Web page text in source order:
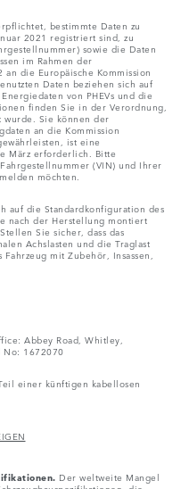
bestimmte Daten zu
2021 registriert sind, zu
sowie die Daten
im Rahmen der
die Europäische Kommission
Daten beziehen sich auf
von PHEVs und die
finden Sie in der Verordnung,
Sie können der
an die Kommission
ist eine
März erforderlich. Bitte
(VIN) und Ihrer
möchten.
auf die Standardkonfiguration des
nach der Herstellung montiert
Sie sicher, dass das
Achslasten und die Traglast
mit Zubehör, Insassen,
Abbey Road, Whitley,
No: 1672070
einer künftigen kabellosen
Der weltweite Mangel